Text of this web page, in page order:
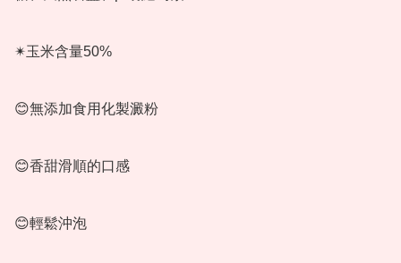
✴玉米含量50%
😊無添加食用化製澱粉
😊香甜滑順的口感
😊輕鬆沖泡